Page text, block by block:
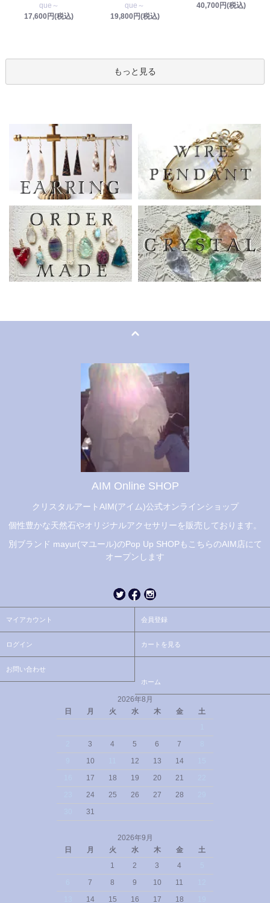
que～
17,600円(税込)
que～
19,800円(税込)
40,700円(税込)
もっと見る
AIM Online SHOP
クリスタルアートAIM(アイム)公式オンラインショップ
個性豊かな天然石やオリジナルアクセサリーを販売しております。
別ブランド mayur(マユール)のPop Up SHOPもこちらのAIM店にて
オープンします
マイアカウント 会員登録
ログイン カートを見る
お問い合わせ
ホーム
2026年8月
日
月 火 水 木 金
土
3 4 5 6 7
10 12 13 14
17 18 19 20 21
24 25 26 27 28
31
2026年9月
日
月 火 水 木 金
土
1
2 3 4
7 8 9 10 11
14 15 16 17 18